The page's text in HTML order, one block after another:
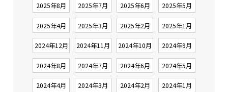
2025年8月 2025年7月 2025年6月 2025年5月
2025年4月 2025年3月 2025年2月 2025年1月
2024年12月 2024年11月 2024年10月 2024年9月
2024年8月 2024年7月 2024年6月 2024年5月
2024年4月 2024年3月 2024年2月 2024年1月